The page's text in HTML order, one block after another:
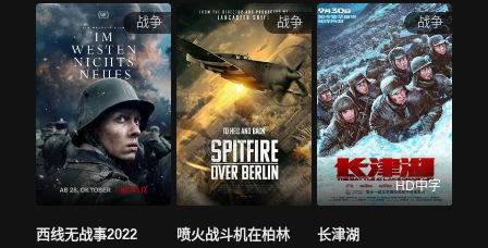
战争
西线无战事2022
战争
喷火战斗机在柏林
战争
HD中字
长津湖